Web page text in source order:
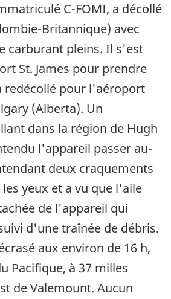
C-FOMI, a décollé
Britannique) avec
carburant pleins. Il s'est
St. James pour prendre
redécollé pour l'aéroport
(Alberta). Un
dans la région de Hugh
l'appareil passer au-
deux craquements
yeux et a vu que l'aile
de l'appareil qui
d'une traînée de débris.
aux environ de 16 h,
Pacifique, à 37 milles
de Valemount. Aucun